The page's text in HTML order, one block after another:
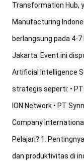
Transformation Hub,
Manufacturing
berlangsung pada 4-
Jakarta. Event ini
Artificial Intelligence
strategis seperti: • PT
ION Network • PT
Company
Pelajari? 1.
dan produktivitas di